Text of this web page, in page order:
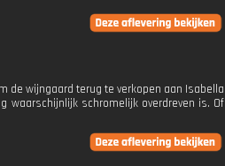
de wijngaard terug te verkopen aan Isabella
waarschijnlijk schromelijk overdreven is. Of